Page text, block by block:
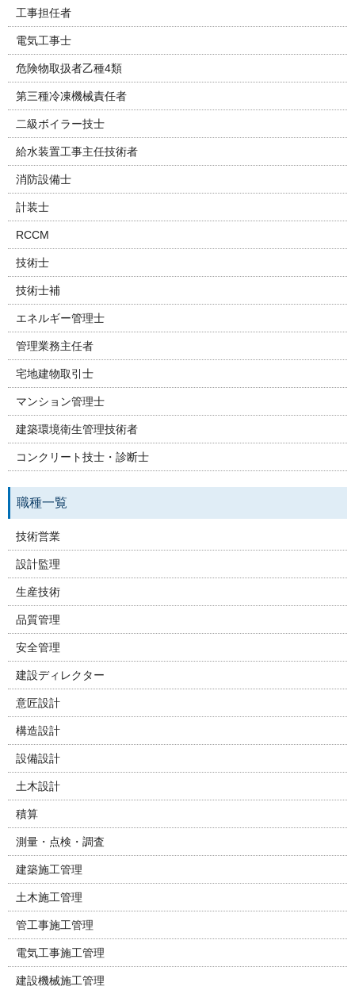
工事担任者
電気工事士
危険物取扱者乙種4類
第三種冷凍機械責任者
二級ボイラー技士
給水装置工事主任技術者
消防設備士
計装士
RCCM
技術士
技術士補
エネルギー管理士
管理業務主任者
宅地建物取引士
マンション管理士
建築環境衛生管理技術者
コンクリート技士・診断士
職種一覧
技術営業
設計監理
生産技術
品質管理
安全管理
建設ディレクター
意匠設計
構造設計
設備設計
土木設計
積算
測量・点検・調査
建築施工管理
土木施工管理
管工事施工管理
電気工事施工管理
建設機械施工管理